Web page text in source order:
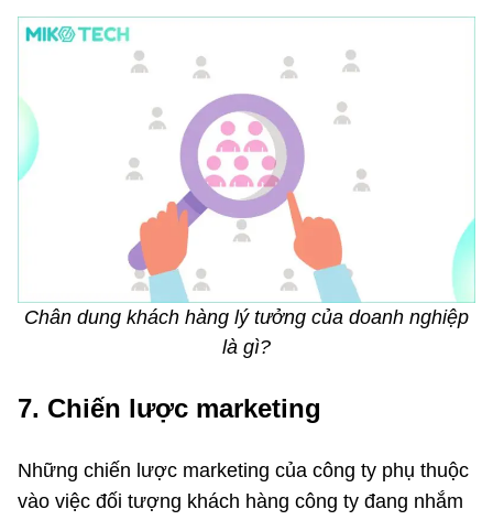
Chân dung khách hàng lý tưởng của doanh nghiệp
là gì?
7. Chiến lược marketing
Những chiến lược marketing của công ty phụ thuộc
vào việc đối tượng khách hàng công ty đang nhắm